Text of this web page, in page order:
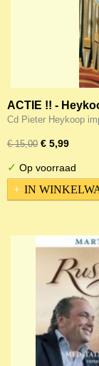
ACTIE !! -
Laurenskerk
Cd Pieter Heykoop
€ 15,00 € 5,99
✓ Op voorraad
IN